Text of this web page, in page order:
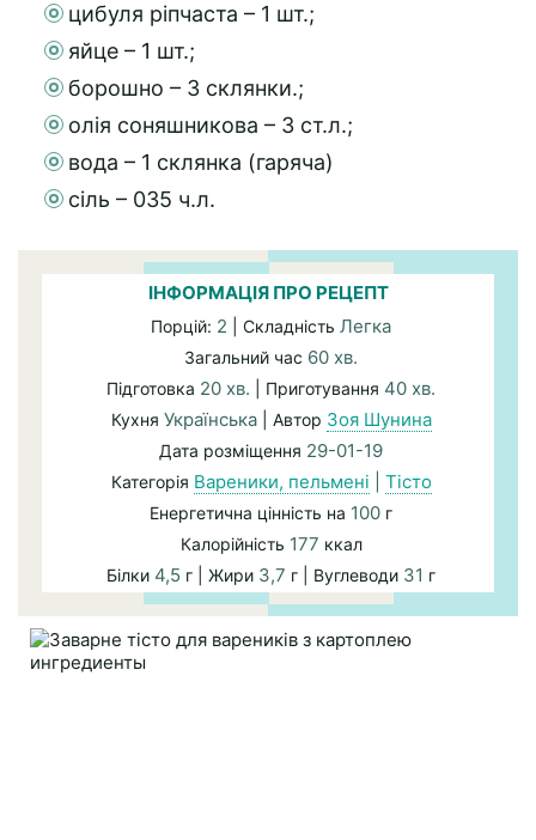
цибуля ріпчаста – 1 шт.;
яйце – 1 шт.;
борошно – 3 склянки.;
олія соняшникова – 3 ст.л.;
вода – 1 склянка (гаряча)
сіль – 035 ч.л.
ІНФОРМАЦІЯ ПРО РЕЦЕПТ
Порцій: 2 | Складність Легка
Загальний час 60 хв.
Підготовка 20 хв. | Приготування 40 хв.
Кухня Українська| Автор Зоя Шунина
Дата розміщення 29-01-19
Категорія Вареники, пельмені Тісто
Енергетична цінність на 100 г
Калорійність 177 ккал
Білки 4,5 г | Жири 3,7 г | Вуглеводи 31 г